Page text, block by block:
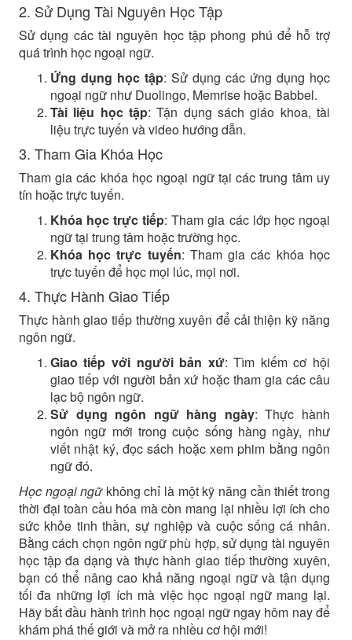
2. Sử Dụng Tài Nguyên Học Tập
Sử dụng các tài nguyên học tập phong phú để hỗ trợ
quá trình học ngoại ngữ.
Ứng dụng học tập: Sử dụng các ứng dụng học
ngoại ngữ như Duolingo, Memrise hoặc Babbel.
Tài liệu học tập: Tận dụng sách giáo khoa, tài
liệu trực tuyến và video hướng dẫn.
3. Tham Gia Khóa Học
Tham gia các khóa học ngoại ngữ tại các trung tâm uy
tín hoặc trực tuyến.
Khóa học trực tiếp: Tham gia các lớp học ngoại
ngữ tại trung tâm hoặc trường học.
Khóa học trực tuyến: Tham gia các khóa học
trực tuyến để học mọi lúc, mọi nơi.
4. Thực Hành Giao Tiếp
Thực hành giao tiếp thường xuyên để cải thiện kỹ năng
ngôn ngữ.
Giao tiếp với người bản xứ: Tìm kiếm cơ hội
giao tiếp với người bản xứ hoặc tham gia các câu
lạc bộ ngôn ngữ.
Sử dụng ngôn ngữ hàng ngày: Thực hành
ngôn ngữ mới trong cuộc sống hàng ngày, như
viết nhật ký, đọc sách hoặc xem phim bằng ngôn
ngữ đó.
Học ngoại ngữkhông chỉ là một kỹ năng cần thiết trong
thời đại toàn cầu hóa mà còn mang lại nhiều lợi ích cho
sức khỏe tinh thần, sự nghiệp và cuộc sống cá nhân.
Bằng cách chọn ngôn ngữ phù hợp, sử dụng tài nguyên
học tập đa dạng và thực hành giao tiếp thường xuyên,
bạn có thể nâng cao khả năng ngoại ngữ và tận dụng
tối đa những lợi ích mà việc học ngoại ngữ mang lại.
Hãy bắt đầu hành trình học ngoại ngữ ngay hôm nay để
khám phá thế giới và mở ra nhiều cơ hội mới!